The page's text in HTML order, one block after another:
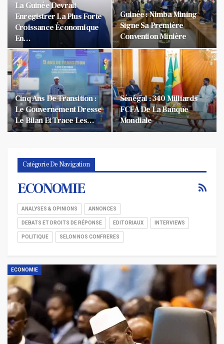
La Guinée Devrait
Enregistrer La Plus Forte
Croissance Économique
En…
Guinée : Nimba Mining
Signe Sa Première
Convention Minière
Cinq Ans De Transition :
Le Gouvernement Dresse
Le Bilan Et Trace Les…
Sénégal : 340 Milliards
FCFA De La Banque
Mondiale
Catégorie De Navigation
ECONOMIE
ANALYSES & OPINIONS ANNONCES
DEBATS ET DROITS DE RÉPONSE EDITORIAUX INTERVIEWS
POLITIQUE SELON NOS CONFRERES
ECONOMIE